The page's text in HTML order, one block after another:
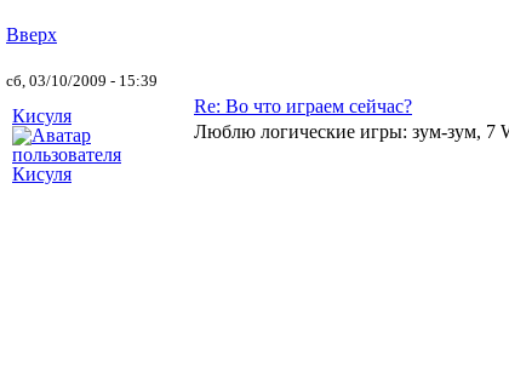
Вверх
сб, 03/10/2009 - 15:39
Кисуля
Re: Во что играем сейчас?
Люблю логические игры: зум-зум, 7